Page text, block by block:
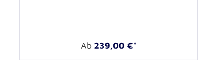
Ab 239,00 €*